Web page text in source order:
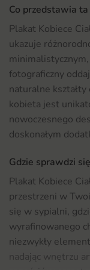
Co przedstawia
Plakat Kobiece
ukazuje
fotograficzny
naturalne
kobieta jest
nowoczesnego
doskonałym
Gdzie sprawdzi
Plakat Kobiece
przestrzeni w
się w sypialni,
wyrafinowanego
niezwykły
nadając wnętrzu